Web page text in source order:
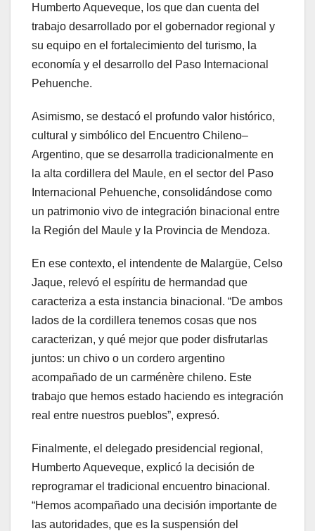
Humberto Aqueveque, los que dan cuenta del
trabajo desarrollado por el gobernador regional y
su equipo en el fortalecimiento del turismo, la
economía y el desarrollo del Paso Internacional
Pehuenche.
Asimismo, se destacó el profundo valor histórico,
cultural y simbólico del Encuentro Chileno–
Argentino, que se desarrolla tradicionalmente en
la alta cordillera del Maule, en el sector del Paso
Internacional Pehuenche, consolidándose como
un patrimonio vivo de integración binacional entre
la Región del Maule y la Provincia de Mendoza.
En ese contexto, el intendente de Malargüe, Celso
Jaque, relevó el espíritu de hermandad que
caracteriza a esta instancia binacional. “De ambos
lados de la cordillera tenemos cosas que nos
caracterizan, y qué mejor que poder disfrutarlas
juntos: un chivo o un cordero argentino
acompañado de un carménère chileno. Este
trabajo que hemos estado haciendo es integración
real entre nuestros pueblos”, expresó.
Finalmente, el delegado presidencial regional,
Humberto Aqueveque, explicó la decisión de
reprogramar el tradicional encuentro binacional.
“Hemos acompañado una decisión importante de
las autoridades, que es la suspensión del